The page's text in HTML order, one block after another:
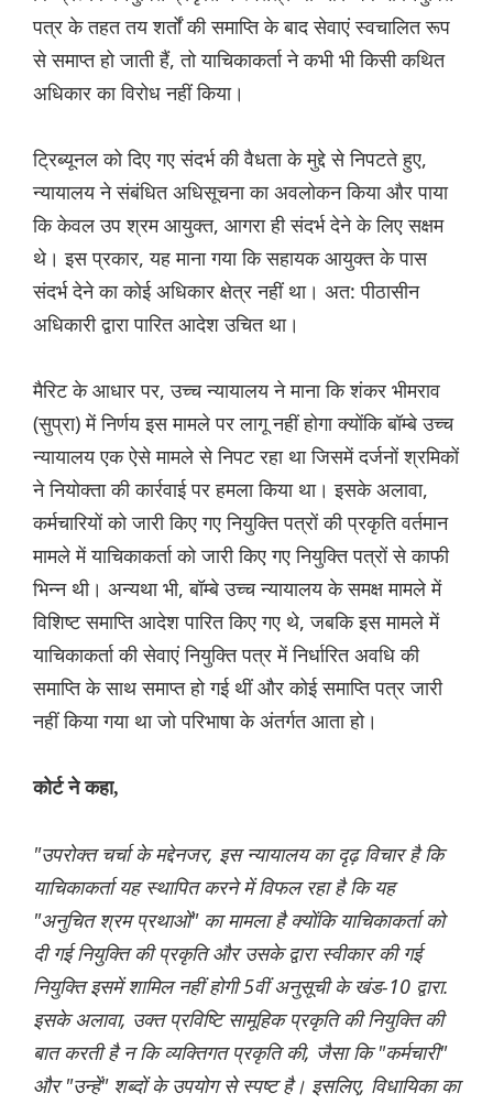
पत्र के तहत तय शर्तों की समाप्ति के बाद सेवाएं स्वचालित रूप
से समाप्त हो जाती हैं, तो याचिकाकर्ता ने कभी भी किसी कथित
अधिकार का विरोध नहीं किया।
ट्रिब्यूनल को दिए गए संदर्भ की वैधता के मुद्दे से निपटते हुए,
न्यायालय ने संबंधित अधिसूचना का अवलोकन किया और पाया
कि केवल उप श्रम आयुक्त, आगरा ही संदर्भ देने के लिए सक्षम
थे। इस प्रकार, यह माना गया कि सहायक आयुक्त के पास
संदर्भ देने का कोई अधिकार क्षेत्र नहीं था। अत: पीठासीन
अधिकारी द्वारा पारित आदेश उचित था।
मैरिट के आधार पर, उच्च न्यायालय ने माना कि शंकर भीमराव
(सुप्रा) में निर्णय इस मामले पर लागू नहीं होगा क्योंकि बॉम्बे उच्च
न्यायालय एक ऐसे मामले से निपट रहा था जिसमें दर्जनों श्रमिकों
ने नियोक्ता की कार्रवाई पर हमला किया था। इसके अलावा,
कर्मचारियों को जारी किए गए नियुक्ति पत्रों की प्रकृति वर्तमान
मामले में याचिकाकर्ता को जारी किए गए नियुक्ति पत्रों से काफी
भिन्न थी। अन्यथा भी, बॉम्बे उच्च न्यायालय के समक्ष मामले में
विशिष्ट समाप्ति आदेश पारित किए गए थे, जबकि इस मामले में
याचिकाकर्ता की सेवाएं नियुक्ति पत्र में निर्धारित अवधि की
समाप्ति के साथ समाप्त हो गई थीं और कोई समाप्ति पत्र जारी
नहीं किया गया था जो परिभाषा के अंतर्गत आता हो।
कोर्ट ने कहा,
"उपरोक्त चर्चा के मद्देनजर, इस न्यायालय का दृढ़ विचार है कि
याचिकाकर्ता यह स्थापित करने में विफल रहा है कि यह
"अनुचित श्रम प्रथाओं" का मामला है क्योंकि याचिकाकर्ता को
दी गई नियुक्ति की प्रकृति और उसके द्वारा स्वीकार की गई
नियुक्ति इसमें शामिल नहीं होगी 5वीं अनुसूची के खंड-10 द्वारा.
इसके अलावा, उक्त प्रविष्टि सामूहिक प्रकृति की नियुक्ति की
बात करती है न कि व्यक्तिगत प्रकृति की, जैसा कि "कर्मचारी"
और "उन्हें" शब्दों के उपयोग से स्पष्ट है। इसलिए, विधायिका का